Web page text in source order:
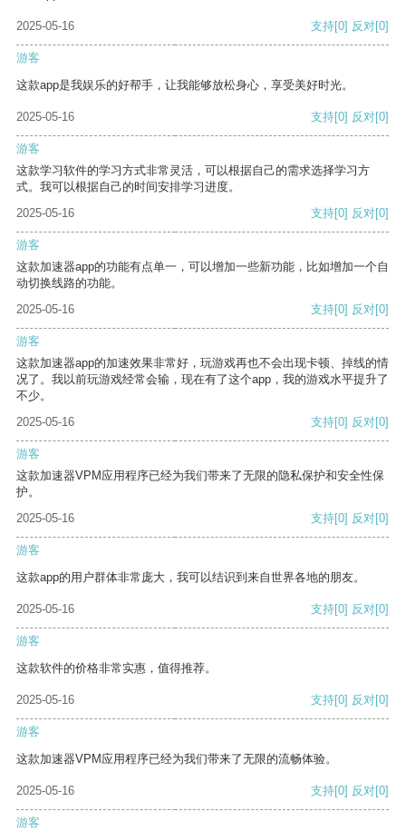
2025-05-16 支持[0] 反对[0]
游客
这款app是我娱乐的好帮手，让我能够放松身心，享受美好时光。
2025-05-16 支持[0] 反对[0]
游客
这款学习软件的学习方式非常灵活，可以根据自己的需求选择学习方
式。我可以根据自己的时间安排学习进度。
2025-05-16
支持[0] 反对[0]
游客
这款加速器app的功能有点单一，可以增加一些新功能，比如增加一个自
动切换线路的功能。
2025-05-16
支持[0] 反对[0]
游客
这款加速器app的加速效果非常好，玩游戏再也不会出现卡顿、掉线的情
况了。我以前玩游戏经常会输，现在有了这个app，我的游戏水平提升了
不少。
2025-05-16
支持[0] 反对[0]
游客
这款加速器VPM应用程序已经为我们带来了无限的隐私保护和安全性保
护。
2025-05-16
支持[0] 反对[0]
游客
这款app的用户群体非常庞大，我可以结识到来自世界各地的朋友。
2025-05-16 支持[0] 反对[0]
游客
这款软件的价格非常实惠，值得推荐。
2025-05-16 支持[0] 反对[0]
游客
这款加速器VPM应用程序已经为我们带来了无限的流畅体验。
2025-05-16 支持[0] 反对[0]
游客